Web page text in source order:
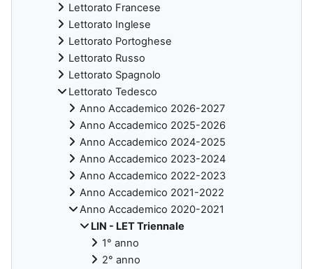
Lettorato Francese
Lettorato Inglese
Lettorato Portoghese
Lettorato Russo
Lettorato Spagnolo
Lettorato Tedesco
Anno Accademico 2026-2027
Anno Accademico 2025-2026
Anno Accademico 2024-2025
Anno Accademico 2023-2024
Anno Accademico 2022-2023
Anno Accademico 2021-2022
Anno Accademico 2020-2021
LIN - LET Triennale
1° anno
2° anno